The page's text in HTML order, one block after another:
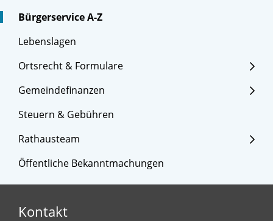
Bürgerservice A-Z
Lebenslagen
Ortsrecht & Formulare
Gemeindefinanzen
Steuern & Gebühren
Rathausteam
Öffentliche Bekanntmachungen
Kontakt